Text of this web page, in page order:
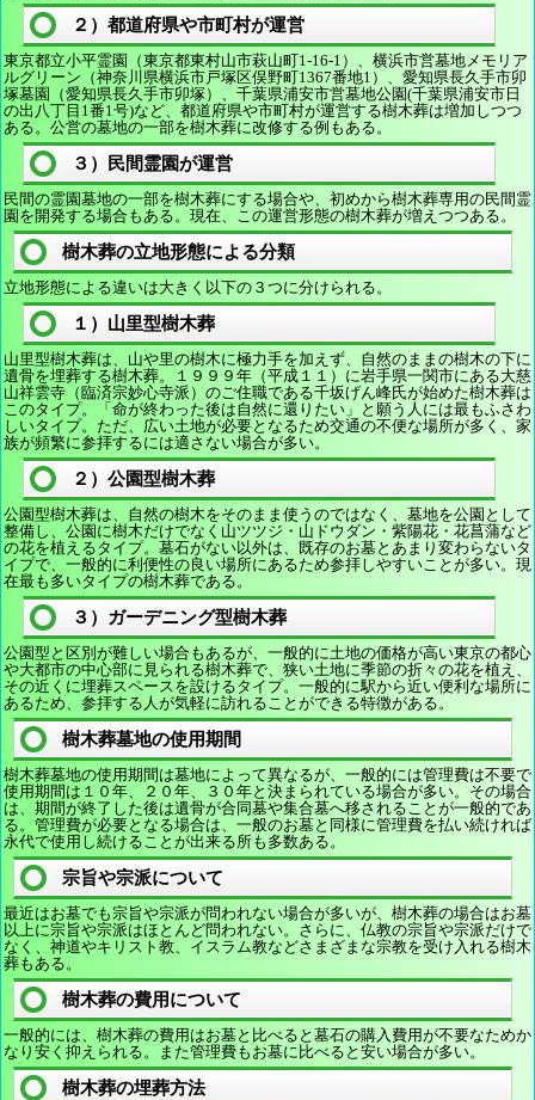
２）都道府県や市町村が運営
東京都立小平霊園（東京都東村山市萩山町1-16-1）、横浜市営墓地メモリア
ルグリーン（神奈川県横浜市戸塚区俣野町1367番地1）、愛知県長久手市卯
塚墓園（愛知県長久手市卯塚）、千葉県浦安市営墓地公園(千葉県浦安市日
の出八丁目1番1号)など、都道府県や市町村が運営する樹木葬は増加しつつ
ある。公営の墓地の一部を樹木葬に改修する例もある。
３）民間霊園が運営
民間の霊園墓地の一部を樹木葬にする場合や、初めから樹木葬専用の民間霊
園を開発する場合もある。現在、この運営形態の樹木葬が増えつつある。
樹木葬の立地形態による分類
立地形態による違いは大きく以下の３つに分けられる。
１）山里型樹木葬
山里型樹木葬は、山や里の樹木に極力手を加えず、自然のままの樹木の下に
遺骨を埋葬する樹木葬。１９９９年（平成１１）に岩手県一関市にある大慈
山祥雲寺（臨済宗妙心寺派）のご住職である千坂げん峰氏が始めた樹木葬は
このタイプ。「命が終わった後は自然に還りたい」と願う人には最もふさわ
しいタイプ。ただ、広い土地が必要となるため交通の不便な場所が多く、家
族が頻繁に参拝するには適さない場合が多い。
２）公園型樹木葬
公園型樹木葬は、自然の樹木をそのまま使うのではなく、墓地を公園として
整備し、公園に樹木だけでなく山ツツジ・山ドウダン・紫陽花・花菖蒲など
の花を植えるタイプ。墓石がない以外は、既存のお墓とあまり変わらないタ
イプで、一般的に利便性の良い場所にあるため参拝しやすいことが多い。現
在最も多いタイプの樹木葬である。
３）ガーデニング型樹木葬
公園型と区別が難しい場合もあるが、一般的に土地の価格が高い東京の都心
や大都市の中心部に見られる樹木葬で、狭い土地に季節の折々の花を植え、
その近くに埋葬スペースを設けるタイプ。一般的に駅から近い便利な場所に
あるため、参拝する人が気軽に訪れることができる特徴がある。
樹木葬墓地の使用期間
樹木葬墓地の使用期間は墓地によって異なるが、一般的には管理費は不要で
使用期間は１０年、２０年、３０年と決まられている場合が多い。その場合
は、期間が終了した後は遺骨が合同墓や集合墓へ移されることが一般的であ
る。管理費が必要となる場合は、一般のお墓と同様に管理費を払い続ければ
永代で使用し続けることが出来る所も多数ある。
宗旨や宗派について
最近はお墓でも宗旨や宗派が問われない場合が多いが、樹木葬の場合はお墓
以上に宗旨や宗派はほとんど問われない。さらに、仏教の宗旨や宗派だけで
なく、神道やキリスト教、イスラム教などさまざまな宗教を受け入れる樹木
葬もある。
樹木葬の費用について
一般的には、樹木葬の費用はお墓と比べると墓石の購入費用が不要なためか
なり安く抑えられる。また管理費もお墓に比べると安い場合が多い。
樹木葬の埋葬方法